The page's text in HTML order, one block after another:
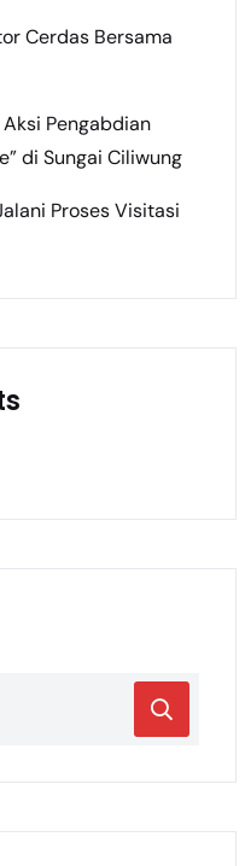
Cerdas Bersama
Pengabdian
di Sungai Ciliwung
Proses Visitasi